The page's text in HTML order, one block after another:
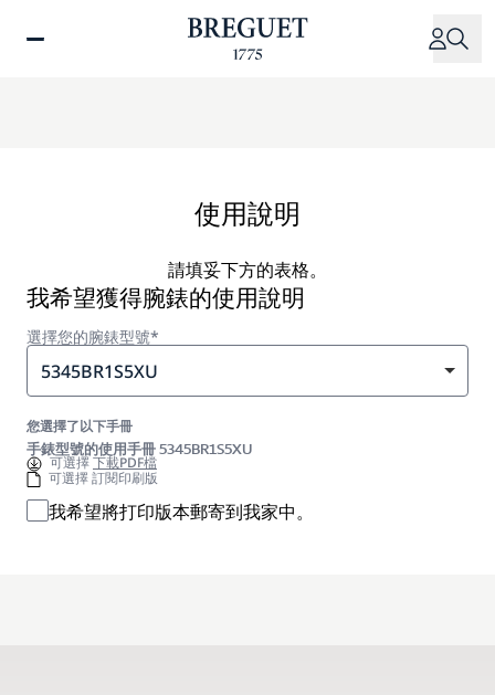
使用說明
請填妥下方的表格。
我希望獲得腕錶的使用說明
選擇您的腕錶型號*
5345BR1S5XU
您選擇了以下手冊
手錶型號的使用手冊 5345BR1S5XU
可選擇下載PDF檔
可選擇 訂閱印刷版
我希望將打印版本郵寄到我家中。